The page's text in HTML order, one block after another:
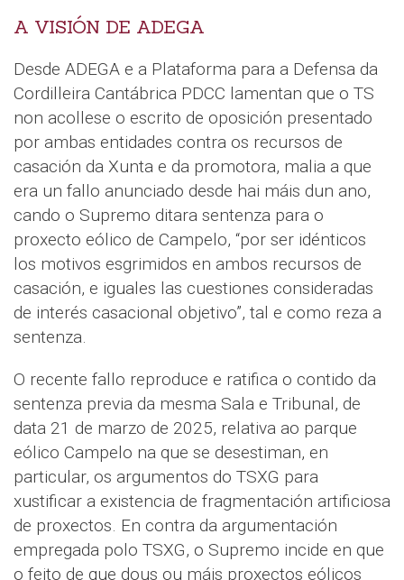
A VISIÓN DE ADEGA
Desde ADEGA e a Plataforma para a Defensa da
Cordilleira Cantábrica PDCC lamentan que o TS
non acollese o escrito de oposición presentado
por ambas entidades contra os recursos de
casación da Xunta e da promotora, malia a que
era un fallo anunciado desde hai máis dun ano,
cando o Supremo ditara sentenza para o
proxecto eólico de Campelo, “por ser idénticos
los motivos esgrimidos en ambos recursos de
casación, e iguales las cuestiones consideradas
de interés casacional objetivo”, tal e como reza a
sentenza.
O recente fallo reproduce e ratifica o contido da
sentenza previa da mesma Sala e Tribunal, de
data 21 de marzo de 2025, relativa ao parque
eólico Campelo na que se desestiman, en
particular, os argumentos do TSXG para
xustificar a existencia de fragmentación artificiosa
de proxectos. En contra da argumentación
empregada polo TSXG, o Supremo incide en que
o feito de que dous ou máis proxectos eólicos